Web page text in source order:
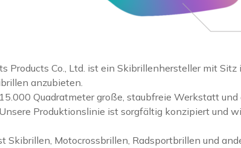
Products Co., Ltd. ist ein Skibrillenhersteller mit
anzubieten.
Quadratmeter große, staubfreie Werkstatt
Produktionslinie ist sorgfältig konzipiert und
Skibrillen, Motocrossbrillen, Radsportbrillen und